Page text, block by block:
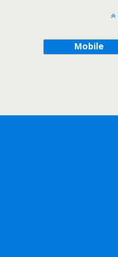
Mobile